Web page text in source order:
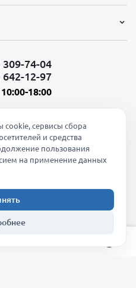
309-74-04
642-12-97
18:00
сетях:
магазин
shop.ru
cookie, сервисы сбора
и средства
пользования
на применение данных